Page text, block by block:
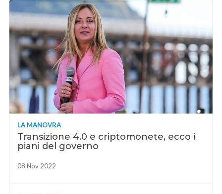
LA MANOVRA
Transizione 4.0 e criptomonete, ecco i
piani del governo
08 Nov 2022